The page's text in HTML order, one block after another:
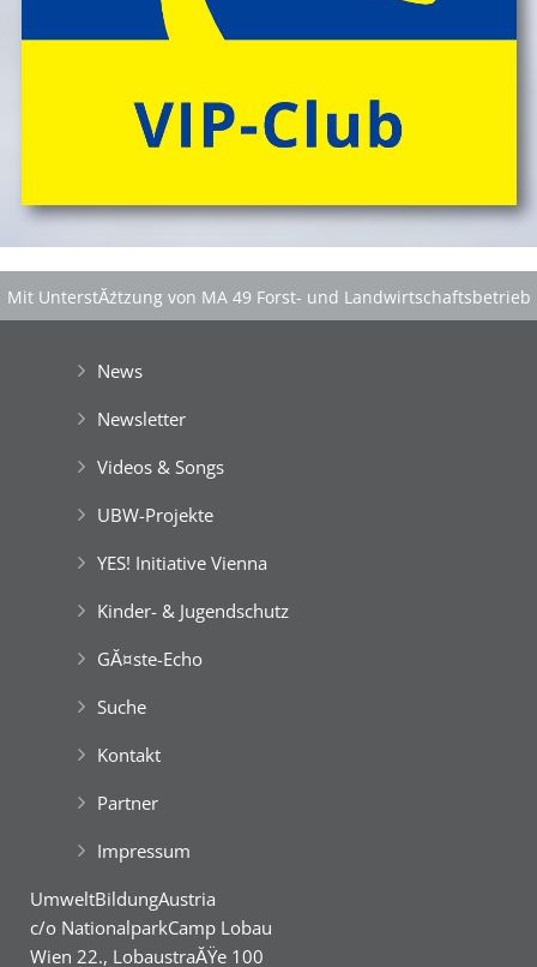
Mit UnterstĂźtzung von MA 49 Forst- und Landwirtschaftsbetrieb
News
Newsletter
Videos & Songs
UBW-Projekte
YES! Initiative Vienna
Kinder- & Jugendschutz
GĂ¤ste-Echo
Suche
Kontakt
Partner
Impressum
UmweltBildungAustria
c/o NationalparkCamp Lobau
Wien 22., LobaustraĂŸe 100